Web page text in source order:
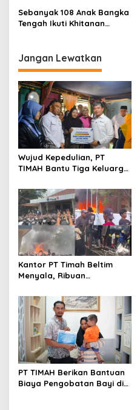
Sebanyak 108 Anak Bangka
Tengah Ikuti Khitanan
Jangan Lewatkan
Wujud Kepedulian, PT
TIMAH Bantu Tiga Keluarga
Kantor PT Timah Beltim
Menyala, Ribuan
Pemerintah Jangan Tutup
Mata
PT TIMAH Berikan Bantuan
Biaya Pengobatan Bayi di